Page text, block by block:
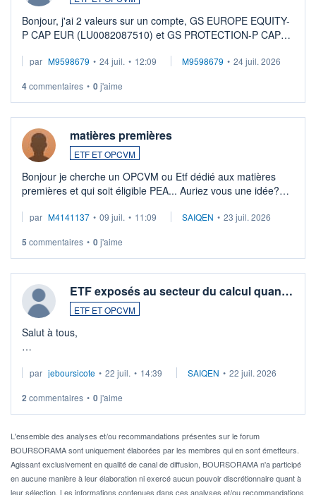
Bonjour, j'ai 2 valeurs sur un compte, GS EUROPE EQUITY-
P CAP EUR (LU0082087510) et GS PROTECTION-P CAP
veux procéder à la vente, on me signale ...
par M9598679 • 24 juil. • 12:09 M9598679 • 24 juil. 2026
4commentaires • 0j'aime
matières premières
ETF ET OPCVM
Bonjour je cherche un OPCVM ou Etf dédié aux matières
premières et qui soit éligible PEA... Auriez vous une idée?
par M4141137 • 09 juil. • 11:09 SAIQEN • 23 juil. 2026
5 commentaires • 0j'aime
ETF exposés au secteur du calcul quan…
ETF ET OPCVM
Salut à tous,
via un ETF plutôt que des actions individuelles.
Idéalement, je voudrais qu'il soit éligible au PEA.
Pour l' ...
par jeboursicote • 22 juil. • 14:39 SAIQEN • 22 juil. 2026
2 commentaires • 0j'aime
L'ensemble des analyses et/ou recommandations présentes sur le forum
BOURSORAMA sont uniquement élaborées par les membres qui en sont émetteurs.
Agissant exclusivement en qualité de canal de diffusion, BOURSORAMA n'a participé
en aucune manière à leur élaboration ni exercé aucun pouvoir discrétionnaire quant à
leur sélection. Les informations contenues dans ces analyses et/ou recommandations